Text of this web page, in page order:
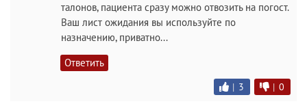
талонов, пациента сразу можно отвозить на погост.
Ваш лист ожидания вы используйте по
назначению, приватно...
Ответить
| 3 | 0